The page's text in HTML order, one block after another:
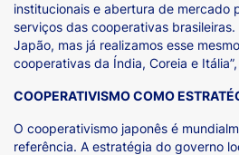
institucionais e abertura de mercado
serviços das cooperativas
Japão, mas já realizamos esse
cooperativas da Índia, Coreia e
COOPERATIVISMO COMO
O cooperativismo japonês é
referência. A estratégia do governo